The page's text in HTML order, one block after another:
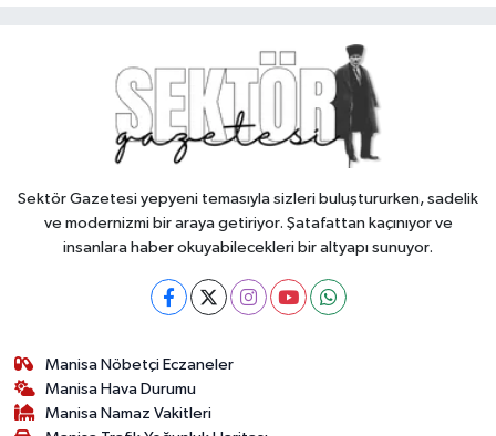
Sektör Gazetesi yepyeni temasıyla sizleri buluştururken, sadelik
ve modernizmi bir araya getiriyor. Şatafattan kaçınıyor ve
insanlara haber okuyabilecekleri bir altyapı sunuyor.
Manisa Nöbetçi Eczaneler
Manisa Hava Durumu
Manisa Namaz Vakitleri